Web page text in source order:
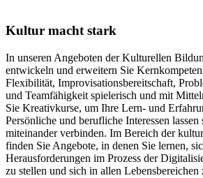
Kultur macht stark
In unseren Angeboten der Kulturellen
entwickeln und erweitern Sie
Flexibilität, Improvisationsbereitschaft,
und Teamfähigkeit spielerisch und mit
Sie Kreativkurse, um Ihre Lern- und
Persönliche und berufliche Interessen
miteinander verbinden. Im Bereich der
finden Sie Angebote, in denen Sie lernen,
Herausforderungen im Prozess der
zu stellen und sich in allen Lebensbereichen